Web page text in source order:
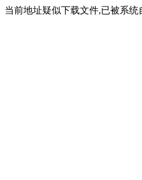
当前地址疑似下载文件,已被系